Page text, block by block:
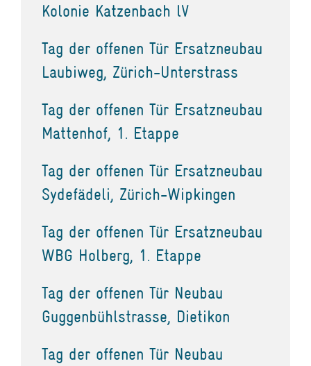
Kolonie Katzenbach lV
Tag der offenen Tür Ersatzneubau
Laubiweg, Zürich-Unterstrass
Tag der offenen Tür Ersatzneubau
Mattenhof, 1. Etappe
Tag der offenen Tür Ersatzneubau
Sydefädeli, Zürich-Wipkingen
Tag der offenen Tür Ersatzneubau
WBG Holberg, 1. Etappe
Tag der offenen Tür Neubau
Guggenbühlstrasse, Dietikon
Tag der offenen Tür Neubau